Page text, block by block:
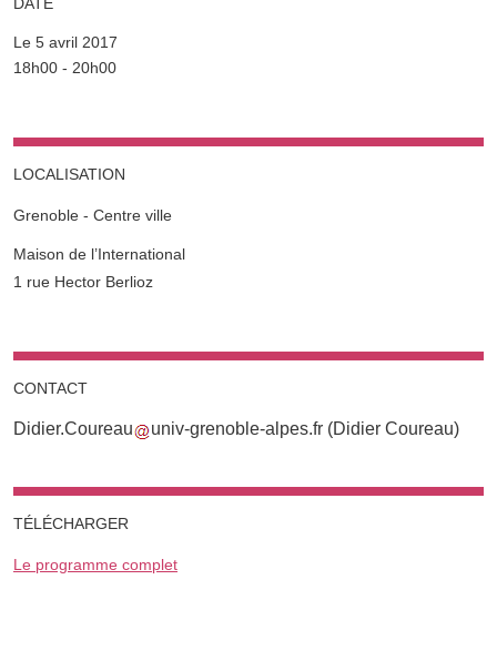
DATE
Le 5 avril 2017
Complément date
18h00 - 20h00
LOCALISATION
Grenoble - Centre ville
Complément lieu
Maison de l’International
1 rue Hector Berlioz
CONTACT
Didier.Coureau univ-grenoble-alpes.fr (Didier Coureau)
TÉLÉCHARGER
Le programme complet